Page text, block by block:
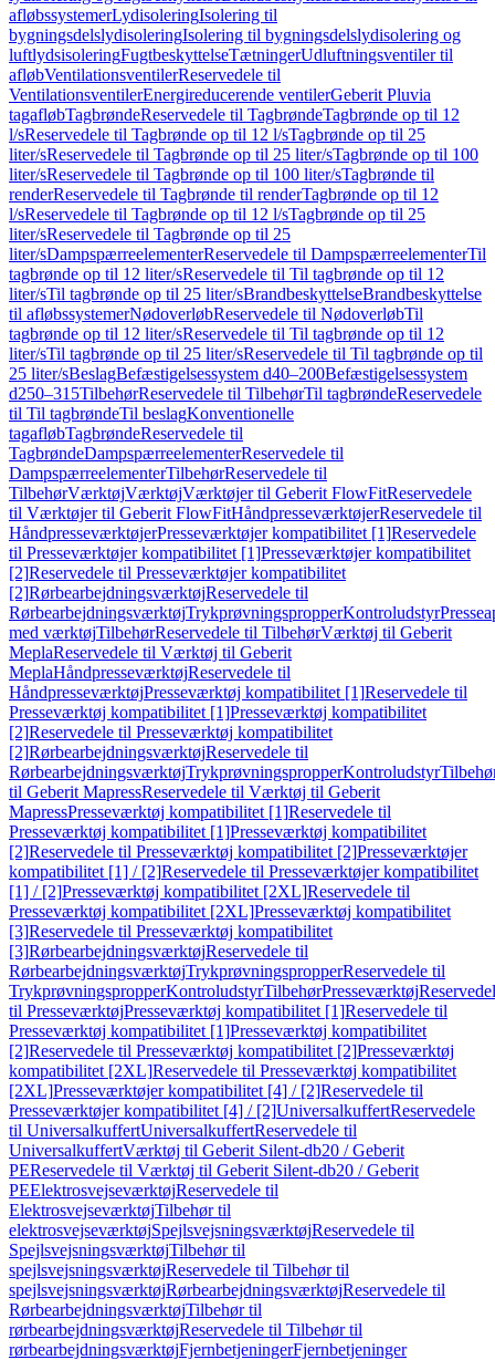
afløbssystemerLydisoleringIsolering til
bygningsdelslydisoleringIsolering til bygningsdelslydisolering og
luftlydsisoleringFugtbeskyttelseTætningerUdluftningsventiler til
afløbVentilationsventilerReservedele til
VentilationsventilerEnergireducerende ventilerGeberit Pluvia
tagafløbTagbrøndeReservedele til TagbrøndeTagbrønde op til 12
l/sReservedele til Tagbrønde op til 12 l/sTagbrønde op til 25
liter/sReservedele til Tagbrønde op til 25 liter/sTagbrønde op til 100
liter/sReservedele til Tagbrønde op til 100 liter/sTagbrønde til
renderReservedele til Tagbrønde til renderTagbrønde op til 12
l/sReservedele til Tagbrønde op til 12 l/sTagbrønde op til 25
liter/sReservedele til Tagbrønde op til 25
liter/sDampspærreelementerReservedele til DampspærreelementerTil
tagbrønde op til 12 liter/sReservedele til Til tagbrønde op til 12
liter/sTil tagbrønde op til 25 liter/sBrandbeskyttelseBrandbeskyttelse
til afløbssystemerNødoverløbReservedele til NødoverløbTil
tagbrønde op til 12 liter/sReservedele til Til tagbrønde op til 12
liter/sTil tagbrønde op til 25 liter/sReservedele til Til tagbrønde op til
25 liter/sBeslagBefæstigelsessystem d40–200Befæstigelsessystem
d250–315TilbehørReservedele til TilbehørTil tagbrøndeReservedele
til Til tagbrøndeTil beslagKonventionelle
tagafløbTagbrøndeReservedele til
TagbrøndeDampspærreelementerReservedele til
DampspærreelementerTilbehørReservedele til
TilbehørVærktøjVærktøjVærktøjer til Geberit FlowFitReservedele
til Værktøjer til Geberit FlowFitHåndpresseværktøjerReservedele til
HåndpresseværktøjerPresseværktøjer kompatibilitet [1]Reservedele
til Presseværktøjer kompatibilitet [1]Presseværktøjer kompatibilitet
[2]Reservedele til Presseværktøjer kompatibilitet
[2]RørbearbejdningsværktøjReservedele til
RørbearbejdningsværktøjTrykprøvningspropperKontroludstyr
med værktøjTilbehørReservedele til TilbehørVærktøj til Geberit
MeplaReservedele til Værktøj til Geberit
MeplaHåndpresseværktøjReservedele til
HåndpresseværktøjPresseværktøj kompatibilitet [1]Reservedele til
Presseværktøj kompatibilitet [1]Presseværktøj kompatibilitet
[2]Reservedele til Presseværktøj kompatibilitet
[2]RørbearbejdningsværktøjReservedele til
RørbearbejdningsværktøjTrykprøvningspropperKontroludstyr
til Geberit MapressReservedele til Værktøj til Geberit
MapressPresseværktøj kompatibilitet [1]Reservedele til
Presseværktøj kompatibilitet [1]Presseværktøj kompatibilitet
[2]Reservedele til Presseværktøj kompatibilitet [2]Presseværktøjer
kompatibilitet [1] / [2]Reservedele til Presseværktøjer kompatibilitet
[1] / [2]Presseværktøj kompatibilitet [2XL]Reservedele til
Presseværktøj kompatibilitet [2XL]Presseværktøj kompatibilitet
[3]Reservedele til Presseværktøj kompatibilitet
[3]RørbearbejdningsværktøjReservedele til
RørbearbejdningsværktøjTrykprøvningspropperReservedele til
TrykprøvningspropperKontroludstyrTilbehørPresseværktøj
til PresseværktøjPresseværktøj kompatibilitet [1]Reservedele til
Presseværktøj kompatibilitet [1]Presseværktøj kompatibilitet
[2]Reservedele til Presseværktøj kompatibilitet [2]Presseværktøj
kompatibilitet [2XL]Reservedele til Presseværktøj kompatibilitet
[2XL]Presseværktøjer kompatibilitet [4] / [2]Reservedele til
Presseværktøjer kompatibilitet [4] / [2]UniversalkuffertReservedele
til UniversalkuffertUniversalkuffertReservedele til
UniversalkuffertVærktøj til Geberit Silent-db20 / Geberit
PEReservedele til Værktøj til Geberit Silent-db20 / Geberit
PEElektrosvejseværktøjReservedele til
ElektrosvejseværktøjTilbehør til
elektrosvejseværktøjSpejlsvejsningsværktøjReservedele til
SpejlsvejsningsværktøjTilbehør til
spejlsvejsningsværktøjReservedele til Tilbehør til
spejlsvejsningsværktøjRørbearbejdningsværktøjReservedele til
RørbearbejdningsværktøjTilbehør til
rørbearbejdningsværktøjReservedele til Tilbehør til
rørbearbejdningsværktøjFjernbetjeningerFjernbetjeninger